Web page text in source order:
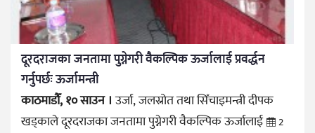
दूरदराजका जनतामा पुग्नेगरी वैकल्पिक ऊर्जालाई प्रवर्द्धन
गर्नुपर्छः ऊर्जामन्त्री
काठमाडौँ, १० साउन ।उर्जा, जलस्रोत तथा सिँचाइमन्त्री दीपक
खड्काले दूरदराजका जनतामा पुग्नेगरी वैकल्पिक ऊर्जालाई
2